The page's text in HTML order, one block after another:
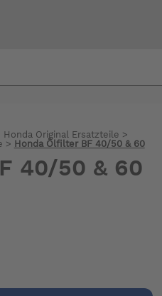
Honda Original Ersatzteile >
> Honda Ölfilter BF 40/50 & 60
40/50 & 60